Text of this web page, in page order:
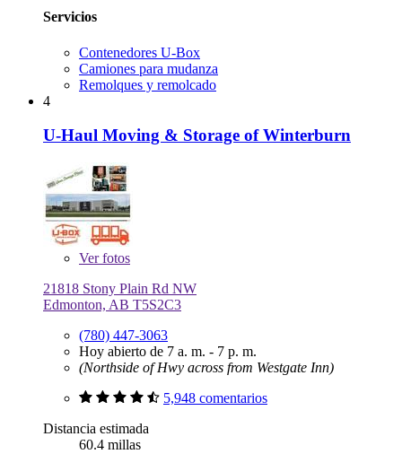
Servicios
Contenedores U-Box
Camiones para mudanza
Remolques y remolcado
4
U-Haul Moving & Storage of Winterburn
Verfotos
21818 Stony Plain Rd NW
Edmonton, AB T5S2C3
(780) 447-3063
Hoy abierto de 7 a. m. - 7 p. m.
(Northside of Hwy across from Westgate Inn)
5,948 comentarios
Distancia estimada
60.4 millas